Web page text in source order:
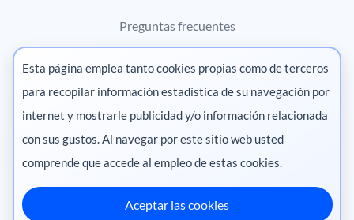
Preguntas frecuentes
Contáctanos
Marketing digital
Pharma
México ·
Esta página emplea tanto cookies propias como de terceros
para recopilar información estadística de su navegación por
internet y mostrarle publicidad y/o información relacionada
con sus gustos. Al navegar por este sitio web usted
comprende que accede al empleo de estas cookies.
Aceptar las cookies